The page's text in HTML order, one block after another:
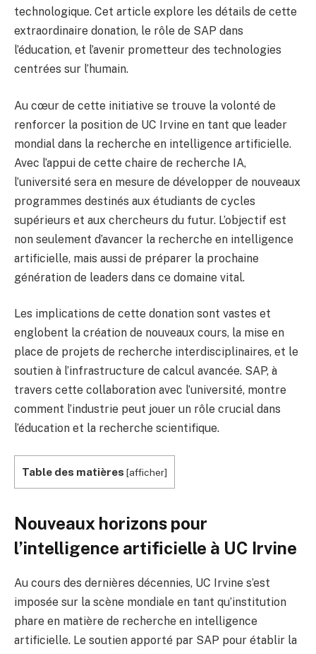
technologique. Cet article explore les détails de cette
extraordinaire donation, le rôle de SAP dans
l’éducation, et l’avenir prometteur des technologies
centrées sur l’humain.
Au cœur de cette initiative se trouve la volonté de
renforcer la position de UC Irvine en tant que leader
mondial dans la recherche en intelligence artificielle.
Avec l’appui de cette chaire de recherche IA,
l’université sera en mesure de développer de nouveaux
programmes destinés aux étudiants de cycles
supérieurs et aux chercheurs du futur. L’objectif est
non seulement d’avancer la recherche en intelligence
artificielle, mais aussi de préparer la prochaine
génération de leaders dans ce domaine vital.
Les implications de cette donation sont vastes et
englobent la création de nouveaux cours, la mise en
place de projets de recherche interdisciplinaires, et le
soutien à l’infrastructure de calcul avancée. SAP, à
travers cette collaboration avec l’université, montre
comment l’industrie peut jouer un rôle crucial dans
l’éducation et la recherche scientifique.
Table des matières [afficher]
Nouveaux horizons pour
l’intelligence artificielle à UC Irvine
Au cours des dernières décennies, UC Irvine s’est
imposée sur la scène mondiale en tant qu’institution
phare en matière de recherche en intelligence
artificielle. Le soutien apporté par SAP pour établir la